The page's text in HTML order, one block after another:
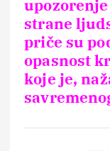
strane
priče su
opasnost
koje je,